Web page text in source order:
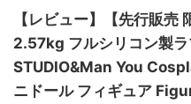
【レビュー】【先行販
2.57kg フルシリコン製ラ
STUDIO&Man You
ニドール フィギュア